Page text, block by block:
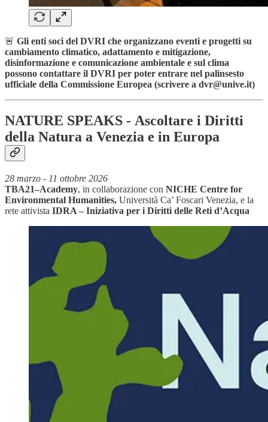
🚨 Gli enti soci del DVRI che organizzano eventi e progetti su
cambiamento climatico, adattamento e mitigazione,
disinformazione e comunicazione ambientale e sul clima
possono contattare il DVRI per poter entrare nel palinsesto
ufficiale della Commissione Europea (scrivere a dvr@unive.it)
NATURE SPEAKS - Ascoltare i Diritti
della Natura a Venezia e in Europa
28 marzo - 11 ottobre 2026
TBA21–Academy, in collaborazione con NICHE Centre for
Environmental Humanities, Università Ca’ Foscari Venezia, e la
rete attivista IDRA – Iniziativa per i Diritti delle Reti d’Acqua